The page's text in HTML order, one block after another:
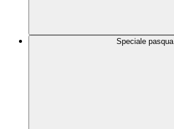
Speciale pasqua